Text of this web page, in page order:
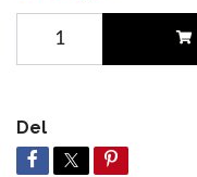
Del